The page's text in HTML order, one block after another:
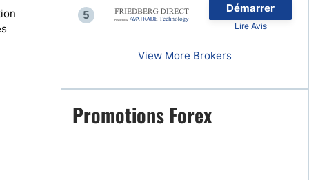
5
Démarrer
Lire Avis
View More Brokers
Promotions Forex